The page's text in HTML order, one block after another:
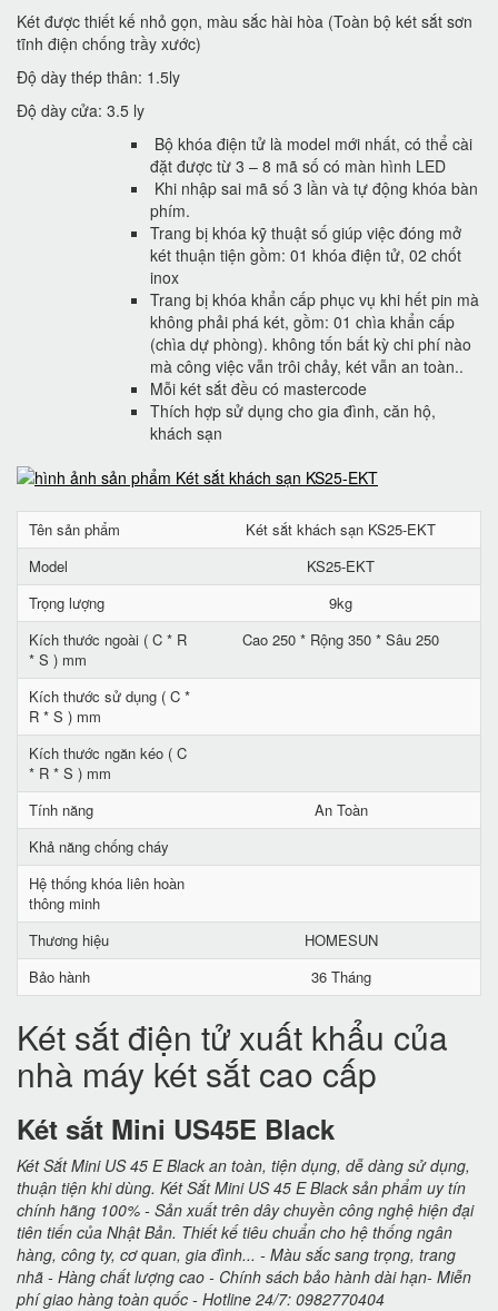
Két được thiết kế nhỏ gọn, màu sắc hài hòa (Toàn bộ két sắt sơn
tĩnh điện chống trầy xước)
Độ dày thép thân: 1.5ly
Độ dày cửa: 3.5 ly
Bộ khóa điện tử là model mới nhất, có thể cài
đặt được từ 3 – 8 mã số có màn hình LED
Khi nhập sai mã số 3 lần và tự động khóa bàn
phím.
Trang bị khóa kỹ thuật số giúp việc đóng mở
két thuận tiện gồm: 01 khóa điện tử, 02 chốt
inox
Trang bị khóa khẩn cấp phục vụ khi hết pin mà
không phải phá két, gồm: 01 chìa khẩn cấp
(chìa dự phòng). không tốn bất kỳ chi phí nào
mà công việc vẫn trôi chảy, két vẫn an toàn..
Mỗi két sắt đều có mastercode
Thích hợp sử dụng cho gia đình, căn hộ,
khách sạn
Tên sản phẩm
Két sắt khách sạn KS25-EKT
Model
KS25-EKT
Trọng lượng
9kg
Kích thước ngoài ( C * R
* S ) mm
Cao 250 * Rộng 350 * Sâu 250
Kích thước sử dụng ( C *
R * S ) mm
Kích thước ngăn kéo ( C
* R * S ) mm
Tính năng
An Toàn
Khả năng chống cháy
Hệ thống khóa liên hoàn
thông minh
Thương hiệu
HOMESUN
Bảo hành
36 Tháng
Két sắt điện tử xuất khẩu của
nhà máy két sắt cao cấp
Két sắt Mini US45E Black
Két Sắt Mini US 45 E Black an toàn, tiện dụng, dễ dàng sử dụng,
thuận tiện khi dùng. Két Sắt Mini US 45 E Black sản phẩm uy tín
chính hãng 100% - Sản xuất trên dây chuyền công nghệ hiện đại
tiên tiến của Nhật Bản. Thiết kế tiêu chuẩn cho hệ thống ngân
hàng, công ty, cơ quan, gia đình... - Màu sắc sang trọng, trang
nhã - Hàng chất lượng cao - Chính sách bảo hành dài hạn- Miễn
phí giao hàng toàn quốc - Hotline 24/7: 0982770404